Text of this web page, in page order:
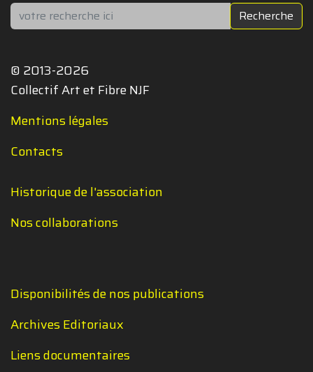
Rechercher Recherche
© 2013-2026
Collectif Art et Fibre NJF
Mentions légales
Contacts
Historique de l'association
Nos collaborations
Disponibilités de nos publications
Archives Editoriaux
Liens documentaires